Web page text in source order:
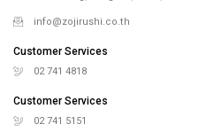
info@zojirushi.co.th
Customer Services
02 741 4818
Customer Services
02 741 5151